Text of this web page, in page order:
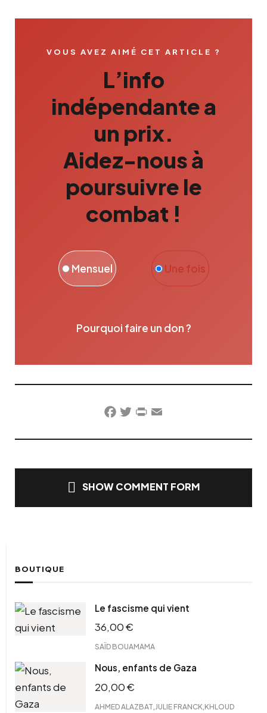
VOUS AVEZ AIMÉ CET ARTICLE ?
L’info
indépendante a
un prix.
Aidez-nous à
poursuivre le
combat !
Une fois
Mensuel
Pourquoi faire un don ?
Facebook
TwitterPrintFriendly
Email
SHOW COMMENT FORM
BOUTIQUE
Le fascisme qui vient
36,00€
SAÏD BOUAMAMA
Nous, enfants de Gaza
20,00€
AHMED ALAZBAT JULIE FRANCK KHLOUD